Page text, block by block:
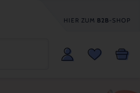
HIER ZUM B2B-SHOP